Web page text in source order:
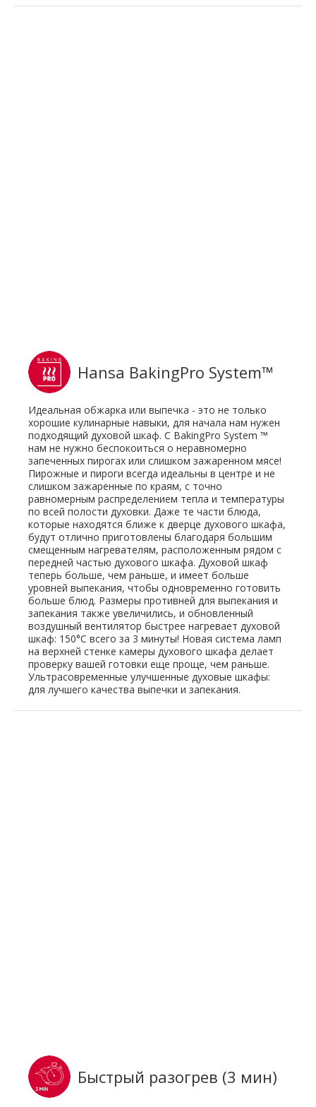
Hansa BakingPro System™
Идеальная обжарка или выпечка - это не только
хорошие кулинарные навыки, для начала нам нужен
подходящий духовой шкаф. С BakingPro System ™
нам не нужно беспокоиться о неравномерно
запеченных пирогах или слишком зажаренном мясе!
Пирожные и пироги всегда идеальны в центре и не
слишком зажаренные по краям, с точно
равномерным распределением тепла и температуры
по всей полости духовки. Даже те части блюда,
которые находятся ближе к дверце духового шкафа,
будут отлично приготовлены благодаря большим
смещенным нагревателям, расположенным рядом с
передней частью духового шкафа. Духовой шкаф
теперь больше, чем раньше, и имеет больше
уровней выпекания, чтобы одновременно готовить
больше блюд. Размеры противней для выпекания и
запекания также увеличились, и обновленный
воздушный вентилятор быстрее нагревает духовой
шкаф: 150°C всего за 3 минуты! Новая система ламп
на верхней стенке камеры духового шкафа делает
проверку вашей готовки еще проще, чем раньше.
Ультрасовременные улучшенные духовые шкафы:
для лучшего качества выпечки и запекания.
Быстрый разогрев (3 мин)